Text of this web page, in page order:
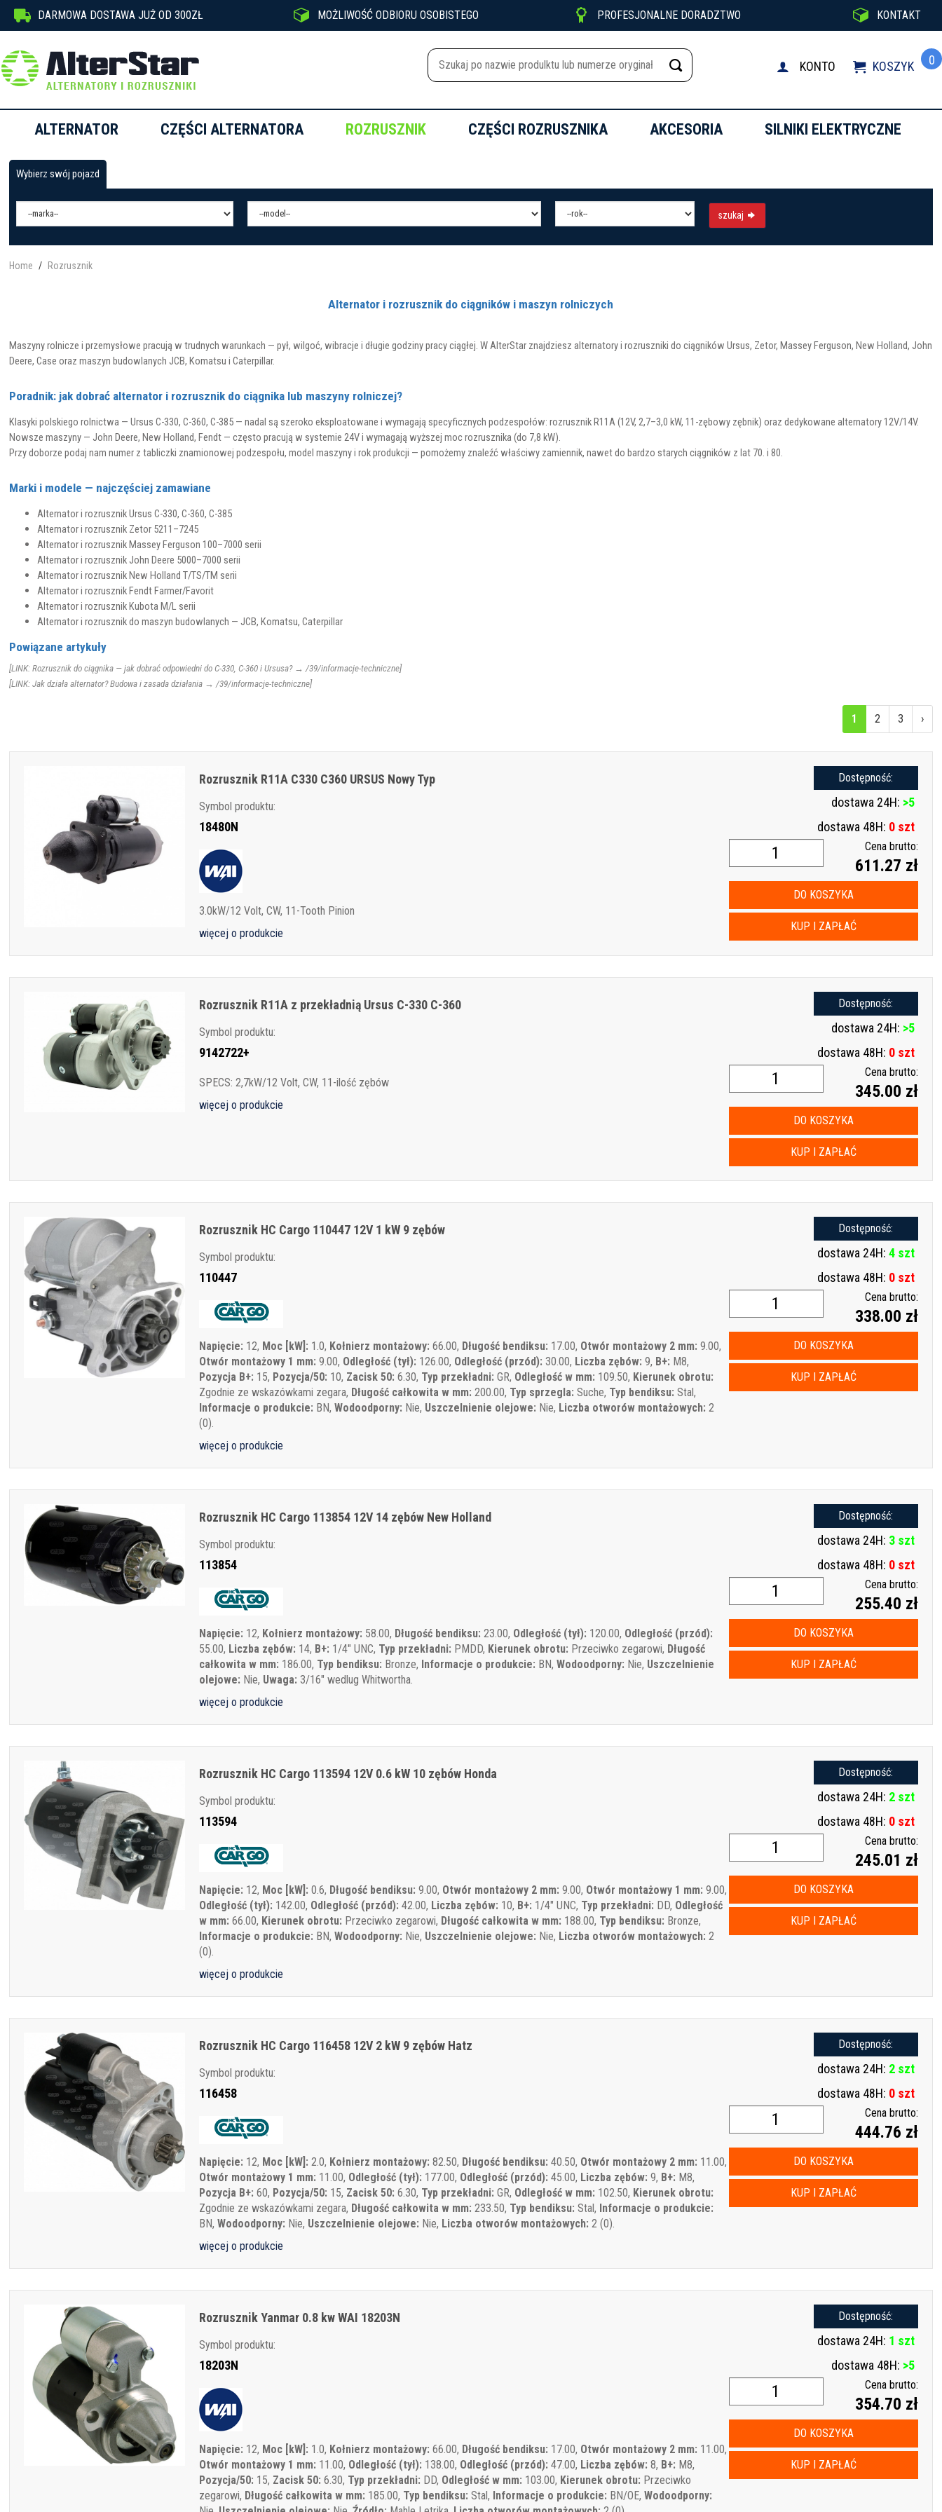
 DARMOWA DOSTAWA JUŻ OD 300ZŁ  MOŻLIWOŚĆ ODBIORU OSOBISTEGO  PROFESJONALNE DORADZTWO  KONTAKT
KONTO  KOSZYK 0
ALTERNATOR CZĘŚCI ALTERNATORA ROZRUSZNIK CZĘŚCI ROZRUSZNIKA AKCESORIA SILNIKI ELEKTRYCZNE
Wybierz swój pojazd
szukaj
Home Rozrusznik
Alternator i rozrusznik do ciągników i maszyn rolniczych
Maszyny rolnicze i przemysłowe pracują w trudnych warunkach — pył, wilgoć, wibracje i długie godziny pracy ciągłej. W AlterStar znajdziesz alternatory i rozruszniki do ciągników Ursus, Zetor, Massey Ferguson, New Holland, John
Deere, Case oraz maszyn budowlanych JCB, Komatsu i Caterpillar.
Poradnik: jak dobrać alternator i rozrusznik do ciągnika lub maszyny rolniczej?
Klasyki polskiego rolnictwa — Ursus C-330, C-360, C-385 — nadal są szeroko eksploatowane i wymagają specyficznych podzespołów: rozrusznik R11A (12V, 2,7–3,0 kW, 11-zębowy zębnik) oraz dedykowane alternatory 12V/14V.
Nowsze maszyny — John Deere, New Holland, Fendt — często pracują w systemie 24V i wymagają wyższej moc rozrusznika (do 7,8 kW).
Przy doborze podaj nam numer z tabliczki znamionowej podzespołu, model maszyny i rok produkcji — pomożemy znaleźć właściwy zamiennik, nawet do bardzo starych ciągników z lat 70. i 80.
Marki i modele — najczęściej zamawiane
Alternator i rozrusznik Ursus C-330, C-360, C-385
Alternator i rozrusznik Zetor 5211–7245
Alternator i rozrusznik Massey Ferguson 100–7000 serii
Alternator i rozrusznik John Deere 5000–7000 serii
Alternator i rozrusznik New Holland T/TS/TM serii
Alternator i rozrusznik Fendt Farmer/Favorit
Alternator i rozrusznik Kubota M/L serii
Alternator i rozrusznik do maszyn budowlanych — JCB, Komatsu, Caterpillar
Powiązane artykuły
[LINK: Rozrusznik do ciągnika — jak dobrać odpowiedni do C-330, C-360 i Ursusa? → /39/informacje-techniczne]
[LINK: Jak działa alternator? Budowa i zasada działania → /39/informacje-techniczne]
1 2 3 ›
Rozrusznik R11A C330 C360 URSUS Nowy Typ
Symbol produktu:
18480N
3.0kW/12 Volt, CW, 11-Tooth Pinion
więcej o produkcie
Dostępność:
dostawa 24H: >5
dostawa 48H: 0 szt
Cena brutto:
611.27 zł
DO KOSZYKA
KUP I ZAPŁAĆ
Rozrusznik R11A z przekładnią Ursus C-330 C-360
Symbol produktu:
9142722+
SPECS: 2,7kW/12 Volt, CW, 11-ilość zębów
więcej o produkcie
Dostępność:
dostawa 24H: >5
dostawa 48H: 0 szt
Cena brutto:
345.00 zł
DO KOSZYKA
KUP I ZAPŁAĆ
Rozrusznik HC Cargo 110447 12V 1 kW 9 zębów
Symbol produktu:
110447
Napięcie: 12, Moc [kW]: 1.0, Kołnierz montażowy: 66.00, Długość bendiksu: 17.00, Otwór montażowy 2 mm: 9.00,
Otwór montażowy 1 mm: 9.00, Odległość (tył): 126.00, Odległość (przód): 30.00, Liczba zębów: 9, B+: M8,
Pozycja B+: 15, Pozycja/50: 10, Zacisk 50: 6.30, Typ przekładni: GR, Odległość w mm: 109.50, Kierunek obrotu:
Zgodnie ze wskazówkami zegara, Długość całkowita w mm: 200.00, Typ sprzegla: Suche, Typ bendiksu: Stal,
Informacje o produkcie: BN,Wodoodporny: Nie, Uszczelnienie olejowe: Nie, Liczba otworów montażowych: 2
(0).
więcej o produkcie
Dostępność:
dostawa 24H: 4 szt
dostawa 48H: 0 szt
Cena brutto:
338.00 zł
DO KOSZYKA
KUP I ZAPŁAĆ
Rozrusznik HC Cargo 113854 12V 14 zębów New Holland
Symbol produktu:
113854
Napięcie: 12, Kołnierz montażowy: 58.00, Długość bendiksu: 23.00, Odległość (tył): 120.00, Odległość (przód):
55.00, Liczba zębów: 14, B+: 1/4" UNC, Typ przekładni: PMDD, Kierunek obrotu: Przeciwko zegarowi, Długość
całkowita w mm: 186.00, Typ bendiksu: Bronze, Informacje o produkcie: BN,Wodoodporny: Nie, Uszczelnienie
olejowe: Nie, Uwaga: 3/16" wedlug Whitwortha.
więcej o produkcie
Dostępność:
dostawa 24H: 3 szt
dostawa 48H: 0 szt
Cena brutto:
255.40 zł
DO KOSZYKA
KUP I ZAPŁAĆ
Rozrusznik HC Cargo 113594 12V 0.6 kW 10 zębów Honda
Symbol produktu:
113594
Napięcie: 12, Moc [kW]: 0.6, Długość bendiksu: 9.00, Otwór montażowy 2 mm: 9.00, Otwór montażowy 1 mm: 9.00,
Odległość (tył): 142.00, Odległość (przód): 42.00, Liczba zębów: 10, B+: 1/4" UNC, Typ przekładni: DD, Odległość
w mm: 66.00, Kierunek obrotu: Przeciwko zegarowi, Długość całkowita w mm: 188.00, Typ bendiksu: Bronze,
Informacje o produkcie: BN,Wodoodporny: Nie, Uszczelnienie olejowe: Nie, Liczba otworów montażowych: 2
(0).
więcej o produkcie
Dostępność:
dostawa 24H: 2 szt
dostawa 48H: 0 szt
Cena brutto:
245.01 zł
DO KOSZYKA
KUP I ZAPŁAĆ
Rozrusznik HC Cargo 116458 12V 2 kW 9 zębów Hatz
Symbol produktu:
116458
Napięcie: 12, Moc [kW]: 2.0, Kołnierz montażowy: 82.50, Długość bendiksu: 40.50, Otwór montażowy 2 mm: 11.00,
Otwór montażowy 1 mm: 11.00, Odległość (tył): 177.00, Odległość (przód): 45.00, Liczba zębów: 9, B+: M8,
Pozycja B+: 60, Pozycja/50: 15, Zacisk 50: 6.30, Typ przekładni: GR, Odległość w mm: 102.50, Kierunek obrotu:
Zgodnie ze wskazówkami zegara, Długość całkowita w mm: 233.50, Typ bendiksu: Stal, Informacje o produkcie:
BN,Wodoodporny: Nie, Uszczelnienie olejowe: Nie, Liczba otworów montażowych: 2 (0).
więcej o produkcie
Dostępność:
dostawa 24H: 2 szt
dostawa 48H: 0 szt
Cena brutto:
444.76 zł
DO KOSZYKA
KUP I ZAPŁAĆ
Rozrusznik Yanmar 0.8 kw WAI 18203N
Symbol produktu:
18203N
Napięcie: 12, Moc [kW]: 1.0, Kołnierz montażowy: 66.00, Długość bendiksu: 17.00, Otwór montażowy 2 mm: 11.00,
Otwór montażowy 1 mm: 11.00, Odległość (tył): 138.00, Odległość (przód): 47.00, Liczba zębów: 8, B+: M8,
Pozycja/50: 15, Zacisk 50: 6.30, Typ przekładni: DD, Odległość w mm: 103.00, Kierunek obrotu: Przeciwko
zegarowi, Długość całkowita w mm: 185.00, Typ bendiksu: Stal, Informacje o produkcie: BN/OE,Wodoodporny:
Dostępność:
dostawa 24H: 1 szt
dostawa 48H: >5
Cena brutto:
354.70 zł
DO KOSZYKA
KUP I ZAPŁAĆ